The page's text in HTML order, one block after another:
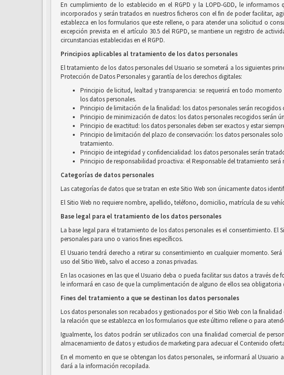
En cumplimiento de lo establecido en el RGPD y la LOPD-GDD, le
incorporados y serán tratados en nuestros ficheros con el fin de poder facilitar,
establezca en los formularios que este rellene, o para atender una solicitud o
excepción prevista en el artículo 30.5 del RGPD, se mantiene un registro de
circunstancias establecidas en el RGPD.
Principios aplicables al tratamiento de los datos personales
El tratamiento de los datos personales del Usuario se someterá a los siguientes
Protección de Datos Personales y garantía de los derechos digitales:
Principio de licitud, lealtad y transparencia: se requerirá en todo
los datos personales.
Principio de limitación de la finalidad: los datos personales serán
Principio de minimización de datos: los datos personales recogidos serán
Principio de exactitud: los datos personales deben ser exactos y estar
Principio de limitación del plazo de conservación: los datos personales
tratamiento.
Principio de integridad y confidencialidad: los datos personales serán
Principio de responsabilidad proactiva: el Responsable del tratamiento
Categorías de datos personales
Las categorías de datos que se tratan en este Sitio Web son únicamente datos
El Sitio Web no requiere nombre, apellido, teléfono, domicilio, matrícula de su
Base legal para el tratamiento de los datos personales
La base legal para el tratamiento de los datos personales es el consentimiento.
personales para uno o varios fines específicos.
El Usuario tendrá derecho a retirar su consentimiento en cualquier momento.
uso del Sitio Web, salvo el acceso a zonas privadas.
En las ocasiones en las que el Usuario deba o pueda facilitar sus datos a través
le informará en caso de que la cumplimentación de alguno de ellos sea
Fines del tratamiento a que se destinan los datos personales
Los datos personales son recabados y gestionados por el Sitio Web con la
la relación que se establezca en los formularios que este último rellene o para
Igualmente, los datos podrán ser utilizados con una finalidad comercial de
almacenamiento de datos y estudios de marketing para adecuar el Contenido
En el momento en que se obtengan los datos personales, se informará al Usuario
dará a la información recopilada.